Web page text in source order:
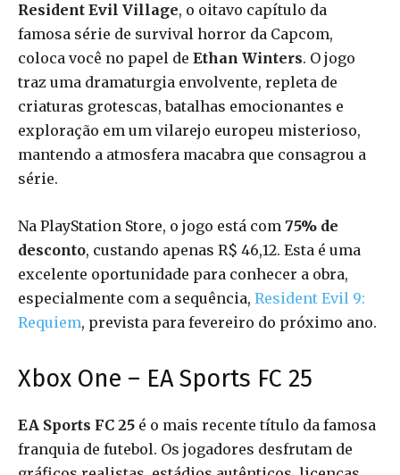
Resident Evil Village, o oitavo capítulo da
famosa série de survival horror da Capcom,
coloca você no papel de Ethan Winters. O jogo
traz uma dramaturgia envolvente, repleta de
criaturas grotescas, batalhas emocionantes e
exploração em um vilarejo europeu misterioso,
mantendo a atmosfera macabra que consagrou a
série.
Na PlayStation Store, o jogo está com 75% de
desconto, custando apenas R$ 46,12. Esta é uma
excelente oportunidade para conhecer a obra,
especialmente com a sequência, Resident Evil 9:
Requiem, prevista para fevereiro do próximo ano.
Xbox One – EA Sports FC 25
EA Sports FC 25 é o mais recente título da famosa
franquia de futebol. Os jogadores desfrutam de